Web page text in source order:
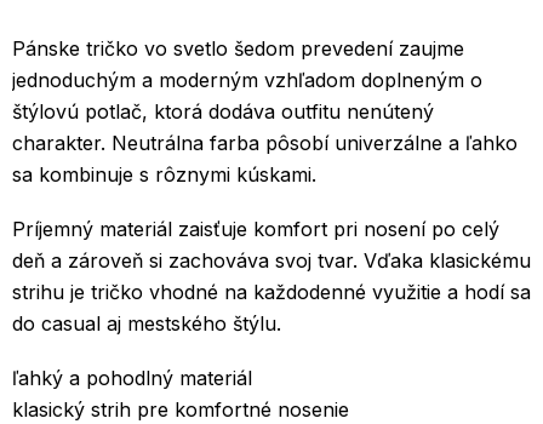
Pánske tričko vo svetlo šedom prevedení zaujme
jednoduchým a moderným vzhľadom doplneným o
štýlovú potlač, ktorá dodáva outfitu nenútený
charakter. Neutrálna farba pôsobí univerzálne a ľahko
sa kombinuje s rôznymi kúskami.
Príjemný materiál zaisťuje komfort pri nosení po celý
deň a zároveň si zachováva svoj tvar. Vďaka klasickému
strihu je tričko vhodné na každodenné využitie a hodí sa
do casual aj mestského štýlu.
ľahký a pohodlný materiál
klasický strih pre komfortné nosenie